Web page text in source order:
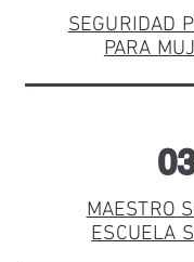
SEGURIDAD
PARA
MAESTRO
ESCUELA